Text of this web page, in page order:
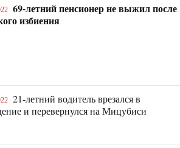
69-летний пенсионер не выжил после
избиения
21-летний водитель врезался в
и перевернулся на Мицубиси